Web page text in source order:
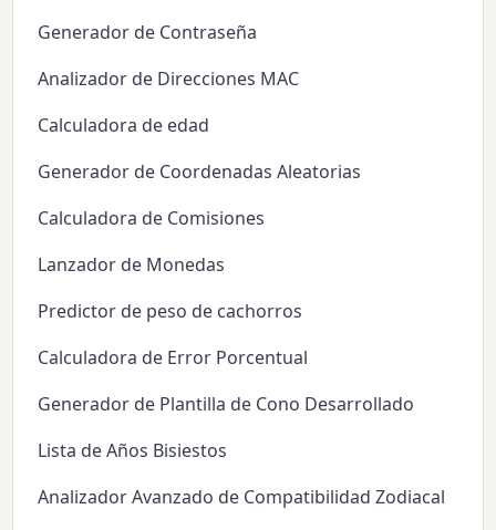
Generador de Contraseña
Analizador de Direcciones MAC
Calculadora de edad
Generador de Coordenadas Aleatorias
Calculadora de Comisiones
Lanzador de Monedas
Predictor de peso de cachorros
Calculadora de Error Porcentual
Generador de Plantilla de Cono Desarrollado
Lista de Años Bisiestos
Analizador Avanzado de Compatibilidad Zodiacal